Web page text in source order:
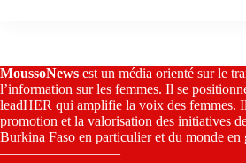
MoussoNews est un média orienté sur le
l’information sur les femmes. Il se
leadHER qui amplifie la voix des femmes.
promotion et la valorisation des initiatives
Burkina Faso en particulier et du monde en
————————–